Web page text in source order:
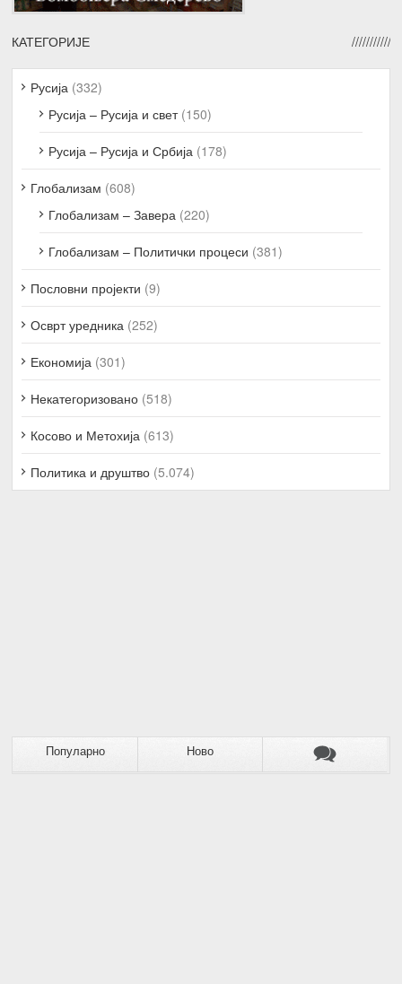
КАТЕГОРИЈЕ
Русија (332)
Русија – Русија и свет(150)
Русија – Русија и Србија (178)
Глобализам (608)
Глобализам – Завера (220)
Глобализам – Политички процеси (381)
Пословни пројекти (9)
Осврт уредника (252)
Економија (301)
Некатегоризовано (518)
Косово и Метохија (613)
Политика и друштво (5.074)
Популарно Ново